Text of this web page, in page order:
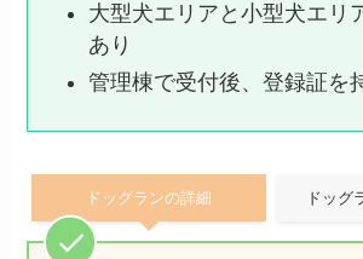
大型犬エリアと小型犬エリ
あり
管理棟で受付後、登録証を
ドッグランの詳細 ドッグ